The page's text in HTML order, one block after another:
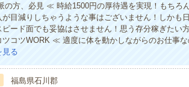
方、必見 ≪ 時給1500円の厚待遇を実現！もちろ
が目減りしちゃうような事はございません！しかも
ピード面でも妥協はさせません！思う存分稼ぎたい
ツコツWORK ≪ 適度に体を動かしながらのお仕事
見る
福島県石川郡